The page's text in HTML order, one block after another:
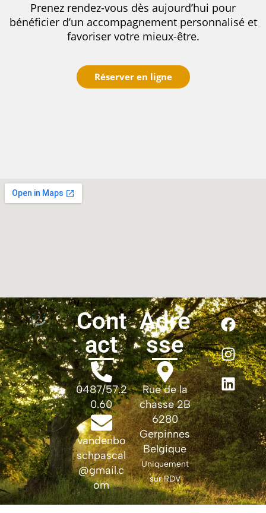
Prenez rendez-vous dès aujourd’hui pour
bénéficier d’un accompagnement personnalisé et
favoriser votre mieux-être.
Réserver en ligne
Cont
act
0487/57.2
0.60
vandenbo
schpascal
@gmail.c
om
Adre
sse
Rue de la
chasse 2B
6280
Gerpinnes
Belgique
Uniquement
sur RDV